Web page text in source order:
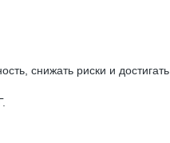
снижать риски и